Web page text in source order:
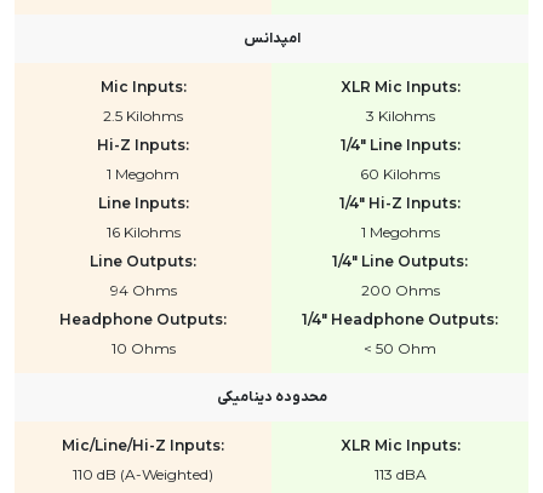
امپدانس
XLR Mic Inputs:
3 Kilohms
1/4" Line Inputs:
60 Kilohms
1/4" Hi-Z Inputs:
1 Megohms
1/4" Line Outputs:
200 Ohms
1/4" Headphone Outputs:
< 50 Ohm
Mic Inputs:
2.5 Kilohms
Hi-Z Inputs:
1 Megohm
Line Inputs:
16 Kilohms
Line Outputs:
94 Ohms
Headphone Outputs:
10 Ohms
محدوده دینامیکی
XLR Mic Inputs:
113 dBA
Mic/Line/Hi-Z Inputs:
110 dB (A-Weighted)